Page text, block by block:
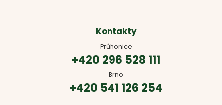
Kontakty
Průhonice
+420 296 528 111
Brno
+420 541 126 254